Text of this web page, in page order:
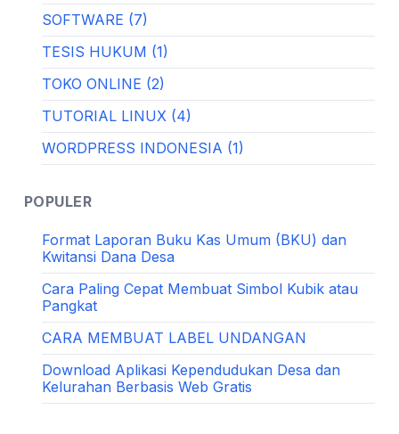
SOFTWARE (7)
TESIS HUKUM (1)
TOKO ONLINE (2)
TUTORIAL LINUX (4)
WORDPRESS INDONESIA (1)
POPULER
Format Laporan Buku Kas Umum (BKU) dan
Kwitansi Dana Desa
Cara Paling Cepat Membuat Simbol Kubik atau
Pangkat
CARA MEMBUAT LABEL UNDANGAN
Download Aplikasi Kependudukan Desa dan
Kelurahan Berbasis Web Gratis